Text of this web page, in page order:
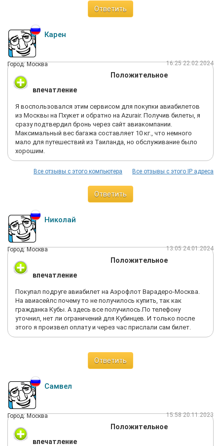
Ответить
Карен
Город: Москва 16:25 22.02.2024
Положительное
впечатление
Я воспользовался этим сервисом для покупки авиабилетов
из Москвы на Пхукет и обратно на Azurair. Получив билеты, я
сразу подтвердил бронь через сайт авиакомпании.
Максимальный вес багажа составляет 10 кг., что немного
мало для путешествий из Таиланда, но обслуживание было
хорошим.
Все отзывы с этого IP адреса
Все отзывы с этого компьютера
Ответить
Николай
Город: Москва 13:05 24.01.2024
Положительное
впечатление
Покупал подруге авиабилет на Аэрофлот Варадеро-Москва.
На авиасейлс почему то не получилось купить, так как
гражданка Кубы. А здесь все получилось.По телефону
уточнил, нет ли ограничений для Кубинцев. И только после
этого я произвел оплату и через час прислали сам билет.
Ответить
Самвел
Город: Москва 15:58 20.11.2023
Положительное
впечатление